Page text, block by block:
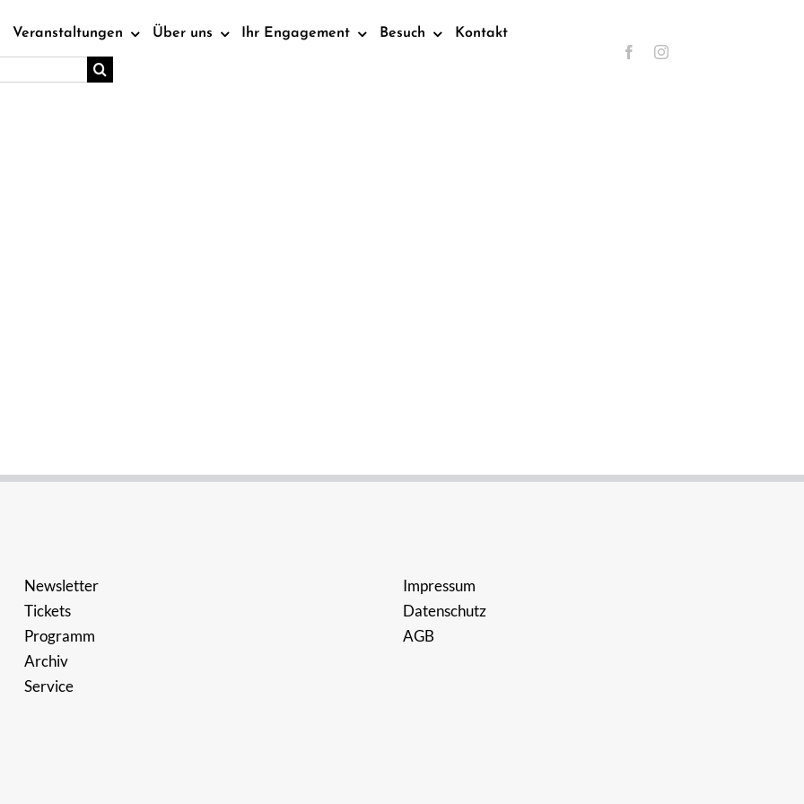
Veranstaltungen Über uns Ihr Engagement Besuch Kontakt
Newsletter
Tickets
Programm
Archiv
Service
Impressum
Datenschutz
AGB